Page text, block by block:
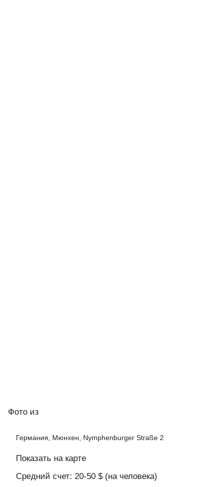
Фото из
Германия, Мюнхен, Nymphenburger Straße 2
Показать на карте
Средний счет: 20-50 $ (на человека)